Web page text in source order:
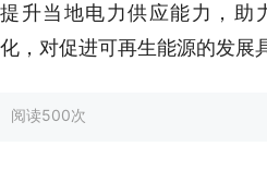
提升当地电力供应能力，助
化，对促进可再生能源的发展
阅读500次